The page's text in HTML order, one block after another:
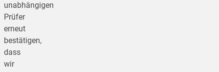
unabhängigen
Prüfer
erneut
bestätigen,
dass
wir